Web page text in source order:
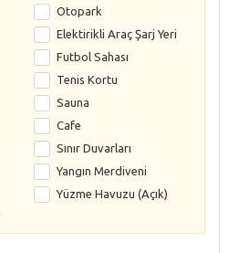
Otopark
Elektirikli Araç Şarj Yeri
Futbol Sahası
Tenis Kortu
Sauna
Cafe
Sınır Duvarları
Yangın Merdiveni
Yüzme Havuzu (Açık)